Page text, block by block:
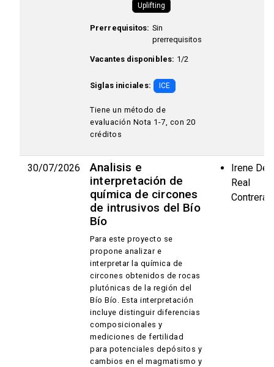
Uplifting
Prerrequisitos: Sin
prerrequisitos
Vacantes disponibles: 1/2
Siglas iniciales: ICE
Tiene un método de
evaluación Nota 1-7, con 20
créditos
30/07/2026
Analisis e
interpretación de
química de circones
de intrusivos del Bío
Bío
Para este proyecto se
propone analizar e
interpretar la química de
circones obtenidos de rocas
plutónicas de la región del
Bío Bío. Esta interpretación
incluye distinguir diferencias
composicionales y
mediciones de fertilidad
para potenciales depósitos y
cambios en el magmatismo y
Irene Del
Real
Contreras